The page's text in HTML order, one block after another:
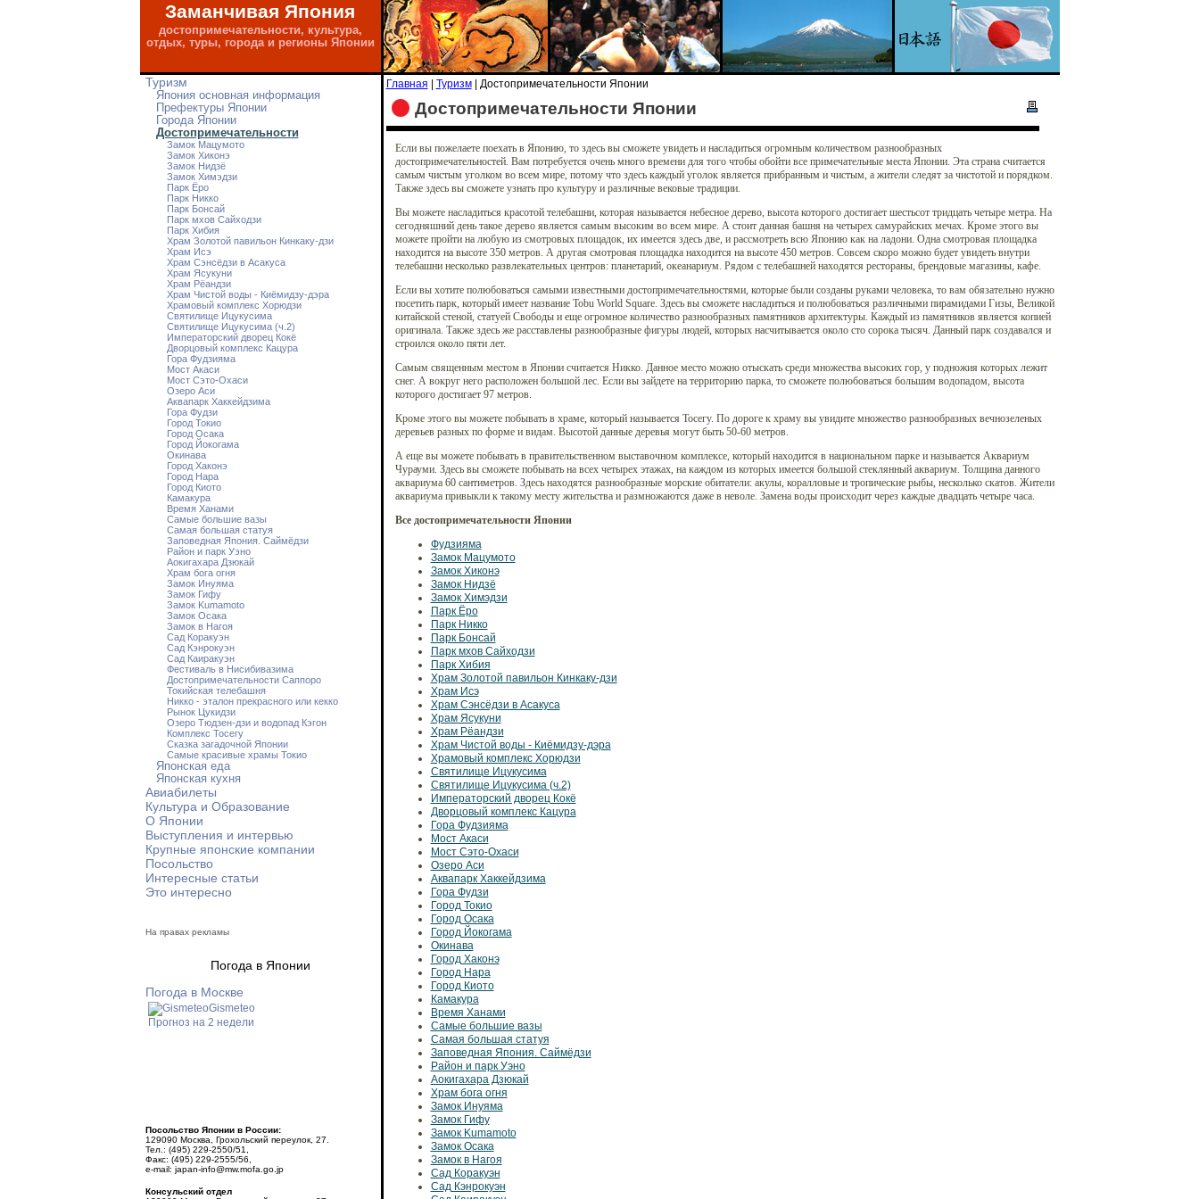
Заманчивая Япония
достопримечательности, культура,
отдых, туры, города и регионы Японии
Туризм
Япония основная информация
Префектуры Японии
Города Японии
Достопримечательности
Замок Мацумото
Замок Хиконэ
Замок Нидзё
Замок Химэдзи
Парк Ёро
Парк Никко
Парк Бонсай
Парк мхов Сайходзи
Парк Хибия
Храм Золотой павильон Кинкаку-дзи
Храм Исэ
Храм Сэнсёдзи в Асакуса
Храм Ясукуни
Храм Рёандзи
Храм Чистой воды - Киёмидзу-дэра
Храмовый комплекс Хорюдзи
Святилище Ицукусима
Святилище Ицукусима (ч.2)
Императорский дворец Кокё
Дворцовый комплекс Кацура
Гора Фудзияма
Мост Акаси
Мост Сэто-Охаси
Озеро Аси
Аквапарк Хаккейдзима
Гора Фудзи
Город Токио
Город Осака
Город Йокогама
Окинава
Город Хаконэ
Город Нара
Город Киото
Камакура
Время Ханами
Самые большие вазы
Самая большая статуя
Заповедная Япония. Саймёдзи
Район и парк Уэно
Аокигахара Дзюкай
Храм бога огня
Замок Инуяма
Замок Гифу
Замок Kumamoto
Замок Осака
Замок в Нагоя
Сад Коракуэн
Сад Кэнрокуэн
Сад Каиракуэн
Фестиваль в Нисибивазима
Достопримечательности Саппоро
Токийская телебашня
Никко - эталон прекрасного или кекко
Рынок Цукидзи
Озеро Тюдзен-дзи и водопад Кэгон
Комплекс Тосегу
Сказка загадочной Японии
Самые красивые храмы Токио
Японская еда
Японская кухня
Авиабилеты
Культура и Образование
О Японии
Выступления и интервью
Крупные японские компании
Посольство
Интересные статьи
Это интересно
На правах рекламы
Погода в Японии
Погода в Москве
Gismeteo
Прогноз на 2 недели
Посольство Японии в России:
129090 Москва, Грохольский переулок, 27.
Тел.: (495) 229-2550/51,
Факс: (495) 229-2555/56,
e-mail: japan-info@mw.mofa.go.jp
Консульский отдел
Главная Туризм| Достопримечательности Японии
Достопримечательности Японии
Если вы пожелаете поехать в Японию, то здесь вы сможете увидеть и насладиться огромным количеством разнообразных
достопримечательностей. Вам потребуется очень много времени для того чтобы обойти все примечательные места Японии. Эта страна считается
самым чистым уголком во всем мире, потому что здесь каждый уголок является прибранным и чистым, а жители следят за чистотой и порядком.
Также здесь вы сможете узнать про культуру и различные вековые традиции.
Вы можете насладиться красотой телебашни, которая называется небесное дерево, высота которого достигает шестьсот тридцать четыре метра. На
сегодняшний день такое дерево является самым высоким во всем мире. А стоит данная башня на четырех самурайских мечах. Кроме этого вы
можете пройти на любую из смотровых площадок, их имеется здесь две, и рассмотреть всю Японию как на ладони. Одна смотровая площадка
находится на высоте 350 метров. А другая смотровая площадка находится на высоте 450 метров. Совсем скоро можно будет увидеть внутри
телебашни несколько развлекательных центров: планетарий, океанариум. Рядом с телебашней находятся рестораны, брендовые магазины, кафе.
Если вы хотите полюбоваться самыми известными достопримечательностями, которые были созданы руками человека, то вам обязательно нужно
посетить парк, который имеет название Tobu World Square. Здесь вы сможете насладиться и полюбоваться различными пирамидами Гизы, Великой
китайской стеной, статуей Свободы и еще огромное количество разнообразных памятников архитектуры. Каждый из памятников является копией
оригинала. Также здесь же расставлены разнообразные фигуры людей, которых насчитывается около сто сорока тысяч. Данный парк создавался и
строился около пяти лет.
Самым священным местом в Японии считается Никко. Данное место можно отыскать среди множества высоких гор, у подножия которых лежит
снег. А вокруг него расположен большой лес. Если вы зайдете на территорию парка, то сможете полюбоваться большим водопадом, высота
которого достигает 97 метров.
Кроме этого вы можете побывать в храме, который называется Тосегу. По дороге к храму вы увидите множество разнообразных вечнозеленых
деревьев разных по форме и видам. Высотой данные деревья могут быть 50-60 метров.
А еще вы можете побывать в правительственном выставочном комплексе, который находится в национальном парке и называется Аквариум
Чурауми. Здесь вы сможете побывать на всех четырех этажах, на каждом из которых имеется большой стеклянный аквариум. Толщина данного
аквариума 60 сантиметров. Здесь находятся разнообразные морские обитатели: акулы, коралловые и тропические рыбы, несколько скатов. Жители
аквариума привыкли к такому месту жительства и размножаются даже в неволе. Замена воды происходит через каждые двадцать четыре часа.
Все достопримечательности Японии
Фудзияма
Замок Мацумото
Замок Хиконэ
Замок Нидзё
Замок Химэдзи
Парк Ёро
Парк Никко
Парк Бонсай
Парк мхов Сайходзи
Парк Хибия
Храм Золотой павильон Кинкаку-дзи
Храм Исэ
Храм Сэнсёдзи в Асакуса
Храм Ясукуни
Храм Рёандзи
Храм Чистой воды - Киёмидзу-дэра
Храмовый комплекс Хорюдзи
Святилище Ицукусима
Святилище Ицукусима (ч.2)
Императорский дворец Кокё
Дворцовый комплекс Кацура
Гора Фудзияма
Мост Акаси
Мост Сэто-Охаси
Озеро Аси
Аквапарк Хаккейдзима
Гора Фудзи
Город Токио
Город Осака
Город Йокогама
Окинава
Город Хаконэ
Город Нара
Город Киото
Камакура
Время Ханами
Самые большие вазы
Самая большая статуя
Заповедная Япония. Саймёдзи
Район и парк Уэно
Аокигахара Дзюкай
Храм бога огня
Замок Инуяма
Замок Гифу
Замок Kumamoto
Замок Осака
Замок в Нагоя
Сад Коракуэн
Сад Кэнрокуэн